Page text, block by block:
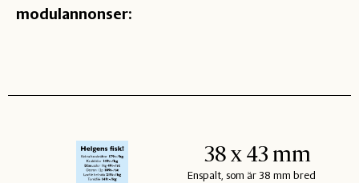
modulannonser:
38 x 43 mm
Enspalt, som är 38 mm bred